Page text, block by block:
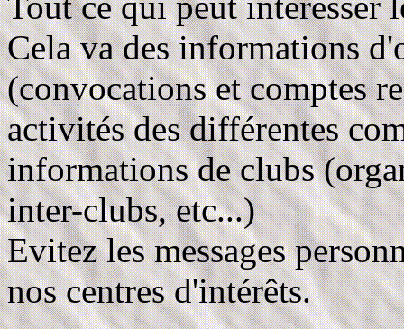
Cela va des informations
(convocations et comptes
activités des différentes
informations de clubs
inter-clubs, etc...)
Evitez les messages
nos centres d'intérêts.